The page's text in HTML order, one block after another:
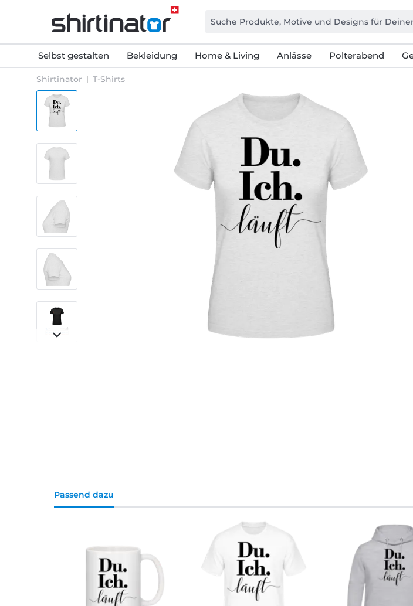
Selbst gestalten Bekleidung Home & Living Anlässe Polterabend
Shirtinator T-Shirts
Passend dazu